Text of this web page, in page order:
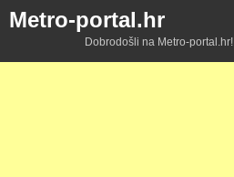
Metro-portal.hr
Dobrodošli na Metro-portal.hr!